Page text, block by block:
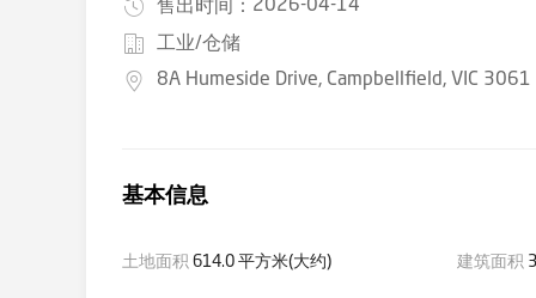
售出时间： 2026-04-14
工业/仓储
8A Humeside Drive, Campbellfield, VIC 3061
基本信息
土地面积 614.0 平方米(大约) 建筑面积